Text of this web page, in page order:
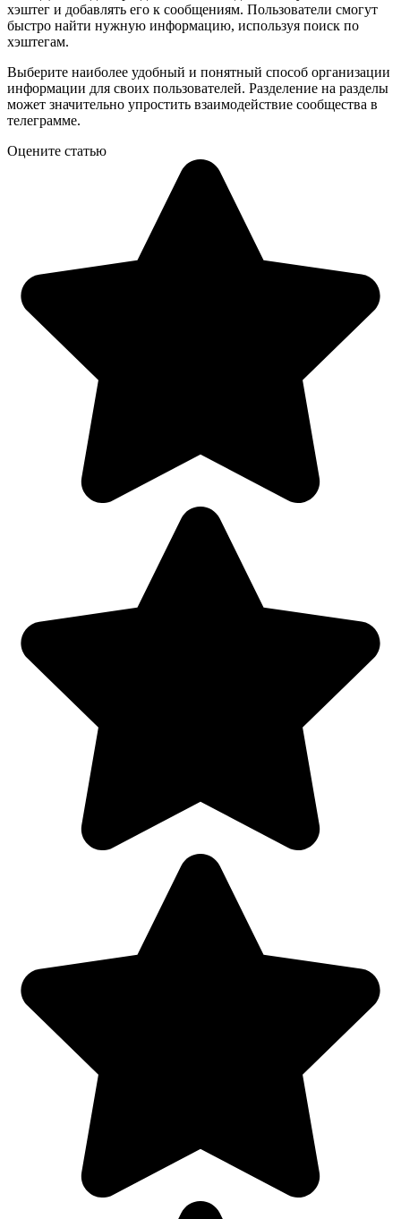
хэштег и добавлять его к сообщениям. Пользователи смогут
быстро найти нужную информацию, используя поиск по
хэштегам.
Выберите наиболее удобный и понятный способ организации
информации для своих пользователей. Разделение на разделы
может значительно упростить взаимодействие сообщества в
телеграмме.
Оцените статью